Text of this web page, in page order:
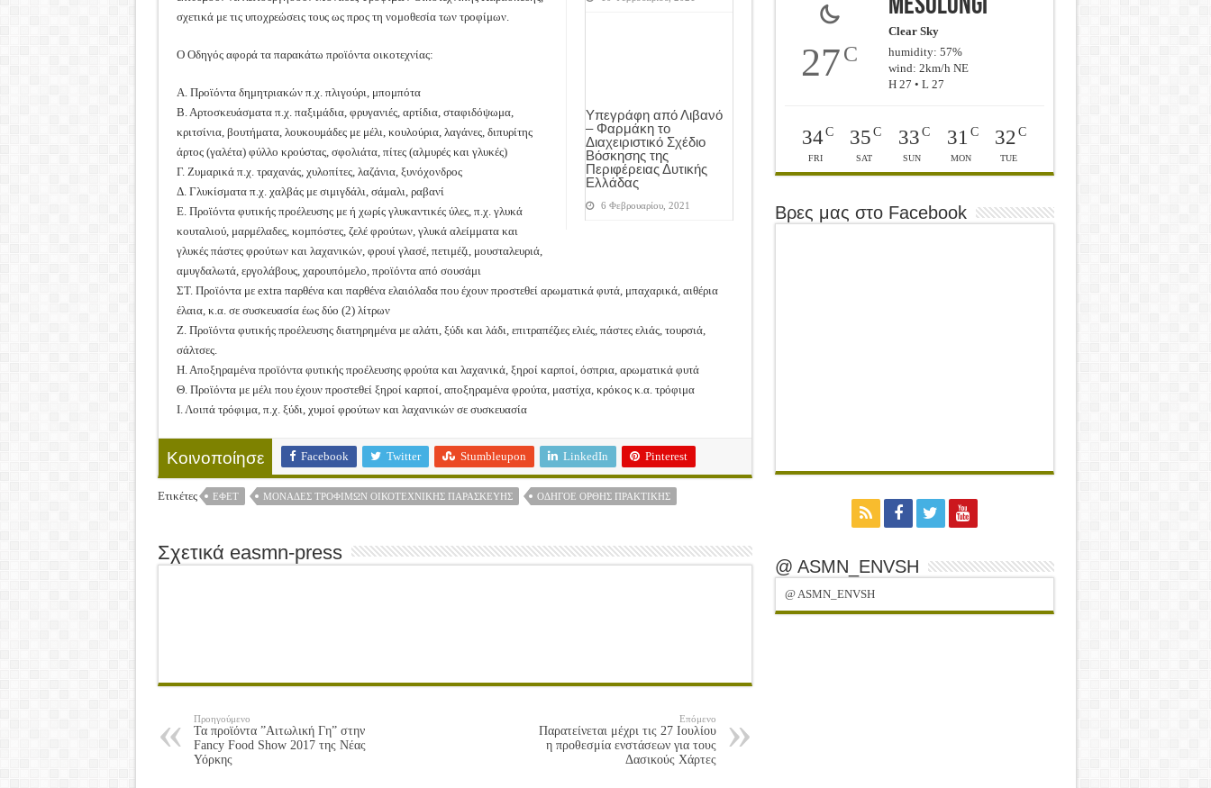
Υπεγράφη από Λιβανό
– Φαρμάκη το
Διαχειριστικό Σχέδιο
Βόσκησης της
Περιφέρειας Δυτικής
Ελλάδας
6 Φεβρουαρίου, 2021
σχετικά με τις υποχρεώσεις τους ως προς τη νομοθεσία των τροφίμων.
Ο Οδηγός αφορά τα παρακάτω προϊόντα οικοτεχνίας:
Α. Προϊόντα δημητριακών π.χ. πλιγούρι, μπομπότα
Β. Αρτοσκευάσματα π.χ. παξιμάδια, φρυγανιές, αρτίδια, σταφιδόψωμα,
κριτσίνια, βουτήματα, λουκουμάδες με μέλι, κουλούρια, λαγάνες, διπυρίτης
άρτος (γαλέτα) φύλλο κρούστας, σφολιάτα, πίτες (αλμυρές και γλυκές)
Γ. Ζυμαρικά π.χ. τραχανάς, χυλοπίτες, λαζάνια, ξυνόχονδρος
Δ. Γλυκίσματα π.χ. χαλβάς με σιμιγδάλι, σάμαλι, ραβανί
Ε. Προϊόντα φυτικής προέλευσης με ή χωρίς γλυκαντικές ύλες, π.χ. γλυκά
κουταλιού, μαρμέλαδες, κομπόστες, ζελέ φρούτων, γλυκά αλείμματα και
γλυκές πάστες φρούτων και λαχανικών, φρουί γλασέ, πετιμέζι, μουσταλευριά,
αμυγδαλωτά, εργολάβους, χαρουπόμελο, προϊόντα από σουσάμι
ΣΤ. Προϊόντα με extra παρθένα και παρθένα ελαιόλαδα που έχουν προστεθεί αρωματικά φυτά, μπαχαρικά, αιθέρια
έλαια, κ.α. σε συσκευασία έως δύο (2) λίτρων
Ζ. Προϊόντα φυτικής προέλευσης διατηρημένα με αλάτι, ξύδι και λάδι, επιτραπέζιες ελιές, πάστες ελιάς, τουρσιά,
σάλτσες.
Η. Αποξηραμένα προϊόντα φυτικής προέλευσης φρούτα και λαχανικά, ξηροί καρποί, όσπρια, αρωματικά φυτά
Θ. Προϊόντα με μέλι που έχουν προστεθεί ξηροί καρποί, αποξηραμένα φρούτα, μαστίχα, κρόκος κ.α. τρόφιμα
Ι. Λοιπά τρόφιμα, π.χ. ξύδι, χυμοί φρούτων και λαχανικών σε συσκευασία
Κοινοποίησε Facebook Twitter Stumbleupon LinkedIn Pinterest
Ετικέτες ΕΦΕΤ ΜΟΝΆΔΕΣ ΤΡΟΦΊΜΩΝ ΟΙΚΟΤΕΧΝΙΚΉΣ ΠΑΡΑΣΚΕΥΉΣ ΟΔΗΓΌΕ ΟΡΘΉΣ ΠΡΑΚΤΙΚΉΣ
Σχετικά easmn-press
Προηγούμενο
Τα προϊόντα ”Αιτωλική Γη” στην
Fancy Food Show 2017 της Νέας
Υόρκης
Επόμενο
Παρατείνεται μέχρι τις 27 Ιουλίου
η προθεσμία ενστάσεων για τους
Δασικούς Χάρτες
27C
Mesolongi
Clear Sky
humidity: 57%
wind: 2km/h NE
H 27 • L 27
34C
FRI
35 C
SAT
33C
SUN
31 C
MON
32C
TUE
Βρες μας στο Facebook
@ ASMN_ENVSH
@ ASMN_ENVSH